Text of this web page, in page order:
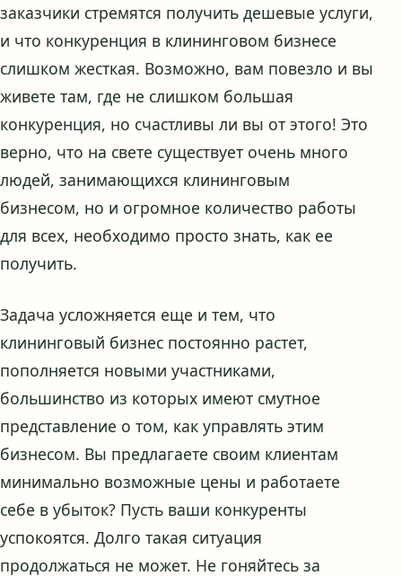
заказчики стремятся получить дешевые услуги,
и что конкуренция в клининговом бизнесе
слишком жесткая. Возможно, вам повезло и вы
живете там, где не слишком большая
конкуренция, но счастливы ли вы от этого! Это
верно, что на свете существует очень много
людей, занимающихся клининговым
бизнесом, но и огромное количество работы
для всех, необходимо просто знать, как ее
получить.
Задача усложняется еще и тем, что
клининговый бизнес постоянно растет,
пополняется новыми участниками,
большинство из которых имеют смутное
представление о том, как управлять этим
бизнесом. Вы предлагаете своим клиентам
минимально возможные цены и работаете
себе в убыток? Пусть ваши конкуренты
успокоятся. Долго такая ситуация
продолжаться не может. Не гоняйтесь за